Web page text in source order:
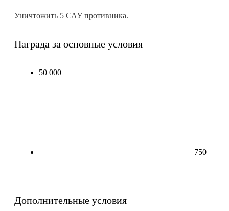
Уничтожить 5 САУ противника.
Награда за основные условия
50 000
750
Дополнительные условия